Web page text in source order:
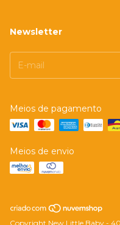
Newsletter
Meios de pagamento
Meios de envio
Copyright New Little Baby -